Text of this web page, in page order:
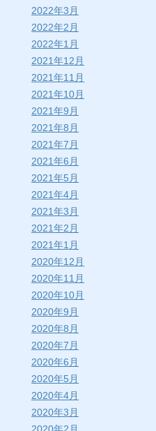
2022年3月
2022年2月
2022年1月
2021年12月
2021年11月
2021年10月
2021年9月
2021年8月
2021年7月
2021年6月
2021年5月
2021年4月
2021年3月
2021年2月
2021年1月
2020年12月
2020年11月
2020年10月
2020年9月
2020年8月
2020年7月
2020年6月
2020年5月
2020年4月
2020年3月
2020年2月